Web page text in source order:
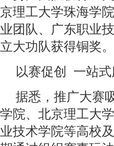
京理工大学珠海学
业团队、广东职业
立大功队获得铜奖。
以赛促创 一站
据悉，推广大赛
学院、北京理工大
业技术学院等高校